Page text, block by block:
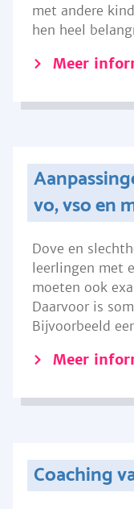
met andere
hen heel
Meer
vo, vso en
Dove en
leerlingen met
moeten ook
Daarvoor is
Bijvoorbeeld
Meer
Coaching